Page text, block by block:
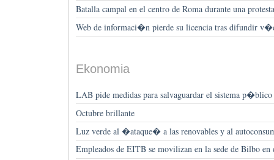
Batalla campal en el centro de Roma durante una
Web de informaci�n pierde su licencia tras difundir
Ekonomia
LAB pide medidas para salvaguardar el sistema p�blico
Octubre brillante
Luz verde al �ataque� a las renovables y al
Empleados de EITB se movilizan en la sede de Bilbo en